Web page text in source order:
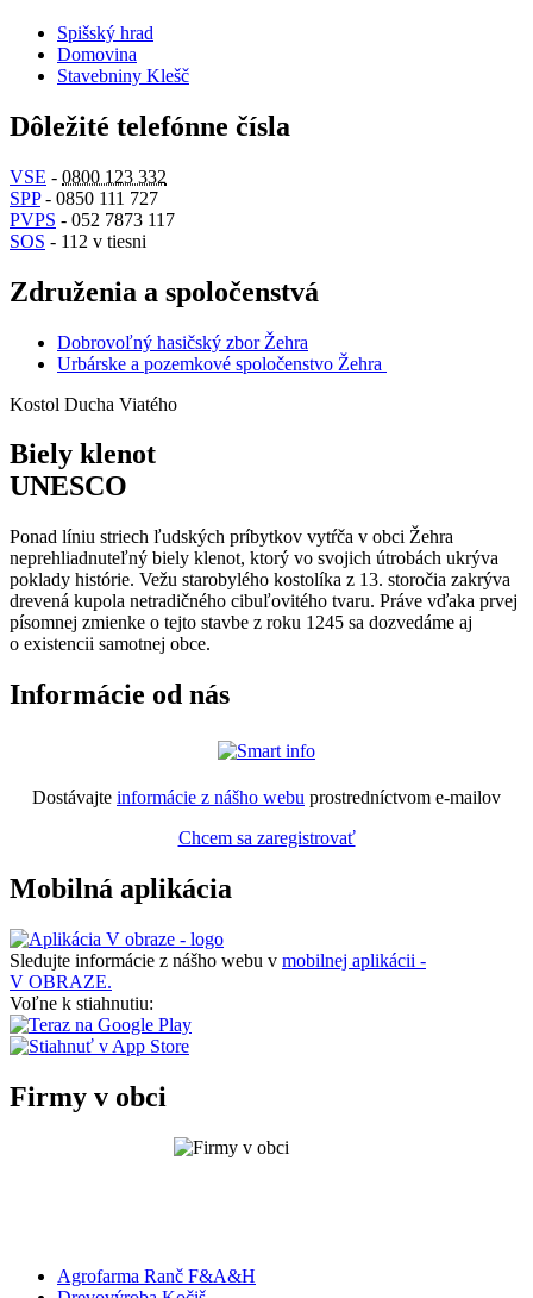
Spišský hrad
Domovina
Stavebniny Klešč
Dôležité telefónne čísla
VSE - 0800 123 332
SPP- 0850 111 727
PVPS - 052 7873 117
SOS - 112 v tiesni
Združenia a spoločenstvá
Dobrovoľný hasičský zbor Žehra
Urbárske a pozemkové spoločenstvo Žehra
Kostol Ducha Viatého
Biely klenot
UNESCO
Ponad líniu striech ľudských príbytkov vytŕča v obci Žehra
neprehliadnuteľný biely klenot, ktorý vo svojich útrobách ukrýva
poklady histórie. Vežu starobylého kostolíka z 13. storočia zakrýva
drevená kupola netradičného cibuľovitého tvaru. Práve vďaka prvej
písomnej zmienke o tejto stavbe z roku 1245 sa dozvedáme aj
o existencii samotnej obce.
Informácie od nás
Dostávajte informácie z nášho webu prostredníctvom e-mailov
Chcem sa zaregistrovať
Mobilná aplikácia
Sledujte informácie z nášho webu v mobilnej aplikácii -
V OBRAZE.
Voľne k stiahnutiu:
Firmy v obci
Agrofarma Ranč F&A&H